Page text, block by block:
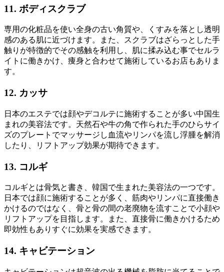
11. ボディスクラブ
専用の化粧品を使い全身の古い角質や、くすみを落とし透明
感のある肌に近づけます。また、スクラブはざらっとした手
触りが特徴的でその感触を利用し、肌に揉み込む事でセルラ
イトに働きかけ、痩身と合わせて施術しているお店もありま
す。
12. カッサ
日本のエステでは顔やデコルテに施術することが多い中国生
まれの美容法です。天然石や牛の角で作られた手のひらサイ
ズのプレートでマッサージし血流やリンパを流し浮腫を解消
したり、リフトアップ効果が期待できます。
13. コルギ
コルギとは骨気と書き、韓国で生まれた美容法の一つです。
日本では顔に施術することが多く、筋肉やリンパに直接働き
かけるのではなく、骨と骨の間の老廃物を流すことで小顔や
リフトアップを目指します。また、直接骨に働きかけるため
即効性もありすぐに効果を実感できます。
14. キャビテーション